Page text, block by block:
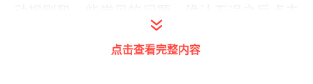
点击查看完整内容